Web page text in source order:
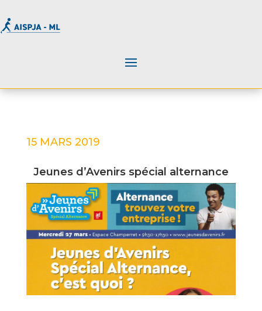
15 MARS 2019
Jeunes d’Avenirs spécial alternance